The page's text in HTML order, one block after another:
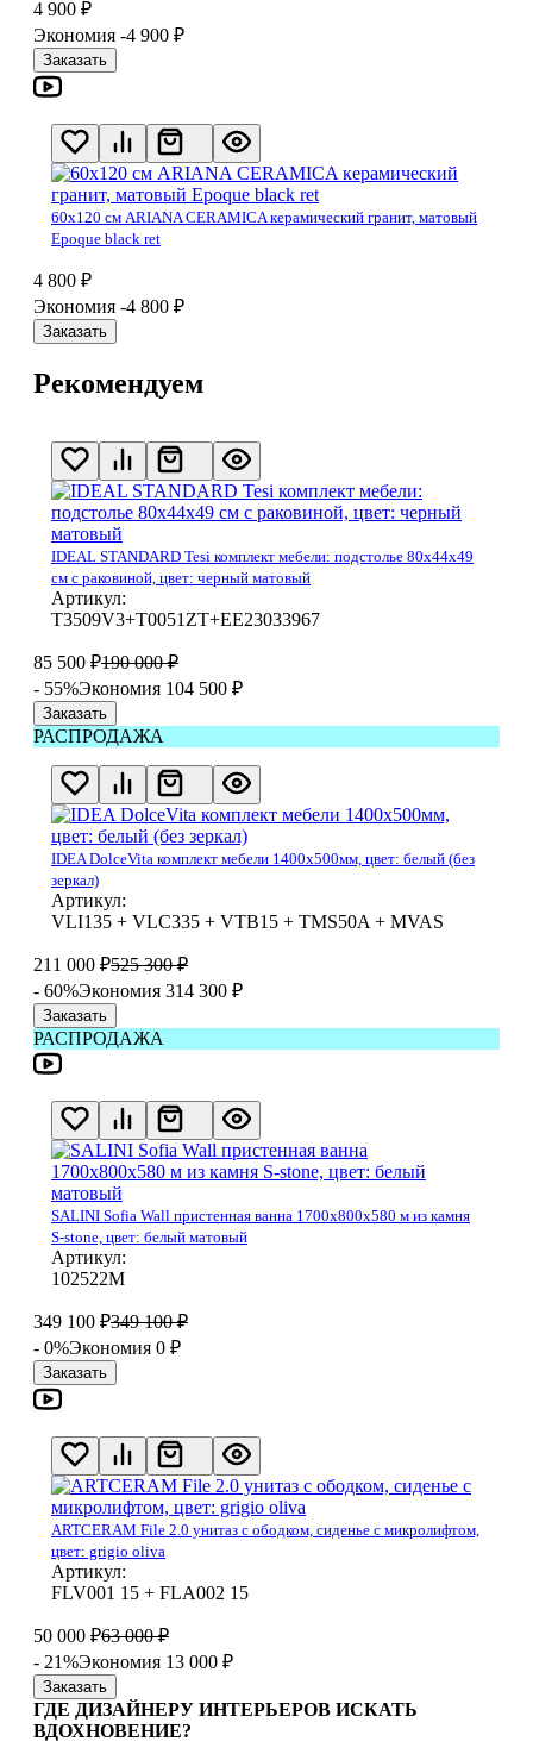
4 900 ₽
Экономия -4 900 ₽
Заказать
60х120 см ARIANA CERAMICA керамический гранит, матовый
Epoque black ret
4 800 ₽
Экономия -4 800 ₽
Заказать
Рекомендуем
IDEAL STANDARD Tesi комплект мебели: подстолье 80x44x49
см с раковиной, цвет: черный матовый
Артикул:
T3509V3+T0051ZT+EE23033967
85 500 ₽190 000 ₽
- 55%Экономия 104 500 ₽
Заказать
РАСПРОДАЖА
IDEA DolceVita комплект мебели 1400x500мм, цвет: белый (без
зеркал)
Артикул:
VLI135 + VLC335 + VTB15 + TMS50A + MVAS
211 000 ₽525 300 ₽
- 60%Экономия 314 300 ₽
Заказать
РАСПРОДАЖА
SALINI Sofia Wall пристенная ванна 1700х800х580 м из камня
S-stone, цвет: белый матовый
Артикул:
102522М
349 100 ₽349 100 ₽
- 0%Экономия 0 ₽
Заказать
ARTCERAM File 2.0 унитаз с ободком, сиденье с микролифтом,
цвет: grigio oliva
Артикул:
FLV001 15 + FLA002 15
50 000 ₽63 000 ₽
- 21%Экономия 13 000 ₽
Заказать
ГДЕ ДИЗАЙНЕРУ ИНТЕРЬЕРОВ ИСКАТЬ
ВДОХНОВЕНИЕ?